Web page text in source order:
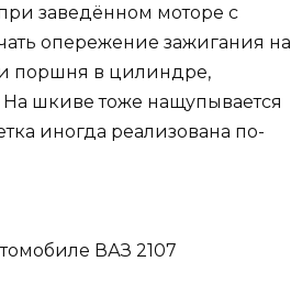
заведённом моторе с
опережение зажигания на
поршня в цилиндре,
На шкиве тоже нащупывается
иногда реализована по-